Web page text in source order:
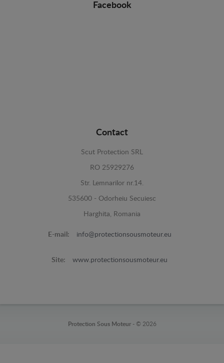
Facebook
Contact
Scut Protection SRL
RO 25929276
Str. Lemnarilor nr.14.
535600 - Odorheiu Secuiesc
Harghita, Romania
E-mail: info@protectionsousmoteur.eu
Site: www.protectionsousmoteur.eu
Protection Sous Moteur - © 2026